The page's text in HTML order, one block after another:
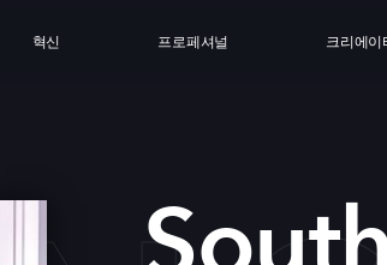
혁신 프로페셔널 크리에이